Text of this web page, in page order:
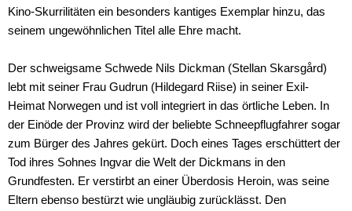
Kino-Skurrilitäten ein besonders kantiges Exemplar hinzu, das
seinem ungewöhnlichen Titel alle Ehre macht.
Der schweigsame Schwede Nils Dickman (Stellan Skarsgård)
lebt mit seiner Frau Gudrun (Hildegard Riise) in seiner Exil-
Heimat Norwegen und ist voll integriert in das örtliche Leben. In
der Einöde der Provinz wird der beliebte Schneepflugfahrer sogar
zum Bürger des Jahres gekürt. Doch eines Tages erschüttert der
Tod ihres Sohnes Ingvar die Welt der Dickmans in den
Grundfesten. Er verstirbt an einer Überdosis Heroin, was seine
Eltern ebenso bestürzt wie ungläubig zurücklässt. Den